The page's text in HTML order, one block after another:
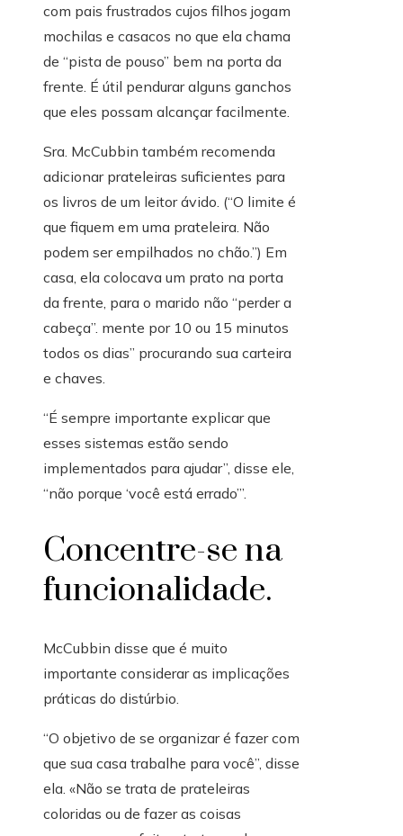
com pais frustrados cujos filhos jogam
mochilas e casacos no que ela chama
de “pista de pouso” bem na porta da
frente. É útil pendurar alguns ganchos
que eles possam alcançar facilmente.
Sra. McCubbin também recomenda
adicionar prateleiras suficientes para
os livros de um leitor ávido. (“O limite é
que fiquem em uma prateleira. Não
podem ser empilhados no chão.”) Em
casa, ela colocava um prato na porta
da frente, para o marido não “perder a
cabeça”. mente por 10 ou 15 minutos
todos os dias” procurando sua carteira
e chaves.
“É sempre importante explicar que
esses sistemas estão sendo
implementados para ajudar”, disse ele,
“não porque ‘você está errado’”.
Concentre-se na
funcionalidade.
McCubbin disse que é muito
importante considerar as implicações
práticas do distúrbio.
“O objetivo de se organizar é fazer com
que sua casa trabalhe para você”, disse
ela. «Não se trata de prateleiras
coloridas ou de fazer as coisas